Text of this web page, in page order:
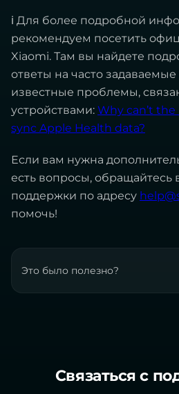
ℹ Для более подробной
рекомендуем посетить
Xiaomi. Там вы найдете
ответы на часто
известные проблемы,
устройствами: Why can’t the
sync Apple Health data?
Если вам нужна
есть вопросы, обращайтесь
поддержки по адресу
помочь!
Это было полезно?
Связаться с